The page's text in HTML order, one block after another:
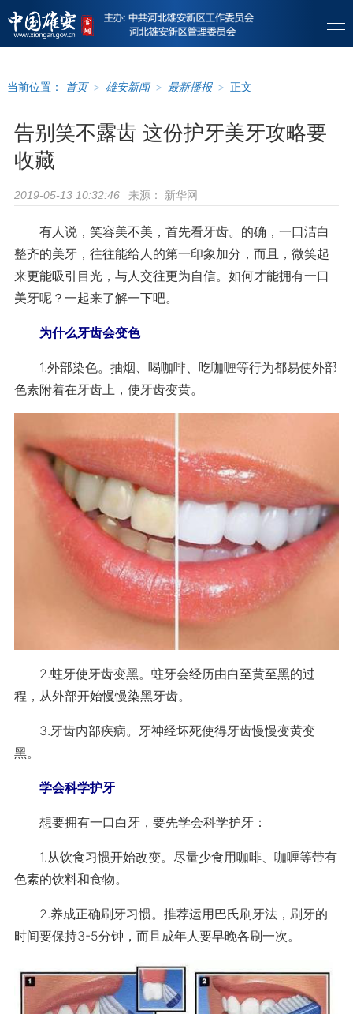
当前位置： 首页 > 雄安新闻 > 最新播报 > 正文
告别笑不露齿 这份护牙美牙攻略要
收藏
2019-05-13 10:32:46 来源： 新华网
有人说，笑容美不美，首先看牙齿。的确，一口洁白
整齐的美牙，往往能给人的第一印象加分，而且，微笑起
来更能吸引目光，与人交往更为自信。如何才能拥有一口
美牙呢？一起来了解一下吧。
为什么牙齿会变色
1.外部染色。抽烟、喝咖啡、吃咖喱等行为都易使外部
色素附着在牙齿上，使牙齿变黄。
2.蛀牙使牙齿变黑。蛀牙会经历由白至黄至黑的过
程，从外部开始慢慢染黑牙齿。
3.牙齿内部疾病。牙神经坏死使得牙齿慢慢变黄变
黑。
学会科学护牙
想要拥有一口白牙，要先学会科学护牙：
1.从饮食习惯开始改变。尽量少食用咖啡、咖喱等带有
色素的饮料和食物。
2.养成正确刷牙习惯。推荐运用巴氏刷牙法，刷牙的
时间要保持3-5分钟，而且成年人要早晚各刷一次。